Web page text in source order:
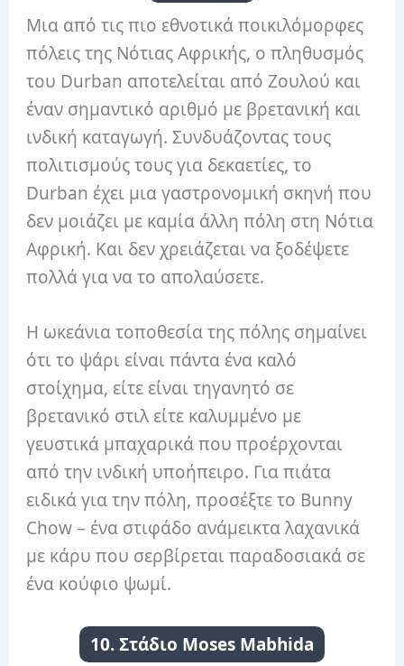
Μια από τις πιο εθνοτικά ποικιλόμορφες
πόλεις της Νότιας Αφρικής, ο πληθυσμός
του Durban αποτελείται από Ζουλού και
έναν σημαντικό αριθμό με βρετανική και
ινδική καταγωγή. Συνδυάζοντας τους
πολιτισμούς τους για δεκαετίες, το
Durban έχει μια γαστρονομική σκηνή που
δεν μοιάζει με καμία άλλη πόλη στη Νότια
Αφρική. Και δεν χρειάζεται να ξοδέψετε
πολλά για να το απολαύσετε.
Η ωκεάνια τοποθεσία της πόλης σημαίνει
ότι το ψάρι είναι πάντα ένα καλό
στοίχημα, είτε είναι τηγανητό σε
βρετανικό στιλ είτε καλυμμένο με
γευστικά μπαχαρικά που προέρχονται
από την ινδική υποήπειρο. Για πιάτα
ειδικά για την πόλη, προσέξτε το Bunny
Chow – ένα στιφάδο ανάμεικτα λαχανικά
με κάρυ που σερβίρεται παραδοσιακά σε
ένα κούφιο ψωμί.
10. Στάδιο Moses Mabhida